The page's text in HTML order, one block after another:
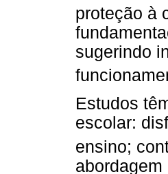
proteção à
sugerindo
Estudos
escolar:
ensino;